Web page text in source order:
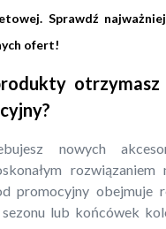
Sprawdź
ofert!
nowych
promocyjny obejmuje
sezonu lub końcówek